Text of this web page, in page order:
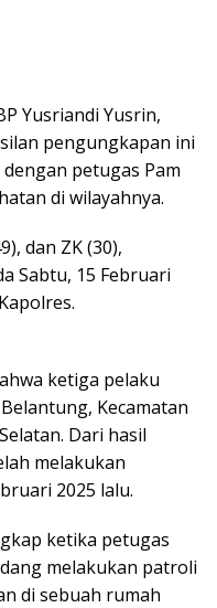
Yusriandi Yusrin,
pengungkapan ini
petugas Pam
di wilayahnya.
dan ZK (30),
Sabtu, 15 Februari
ketiga pelaku
Kecamatan
Dari hasil
melakukan
2025 lalu.
ketika petugas
melakukan patroli
di sebuah rumah